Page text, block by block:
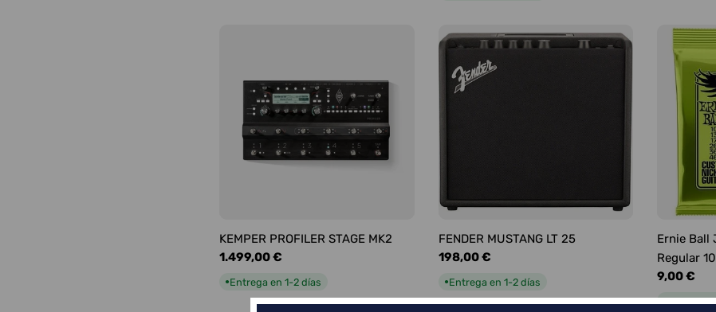
KEMPER PROFILER STAGE MK2
Precio
1.499,00 €
●Entrega en 1-2 días
FENDER MUSTANG LT 25
Precio
198,00 €
●Entrega en 1-2 días
Ernie Ball
Regular
Precio
9,00 €
●Entrega